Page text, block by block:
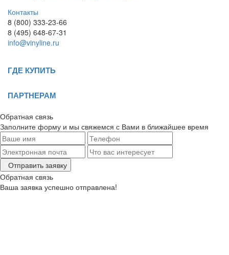
Контакты
8 (800) 333-23-66
8 (495) 648-67-31
info@vinyline.ru
ГДЕ КУПИТЬ
ПАРТНЕРАМ
Обратная связь
Заполните форму и мы свяжемся с Вами в ближайшее время
Отправить заявку
Обратная связь
Ваша заявка успешно отправлена!